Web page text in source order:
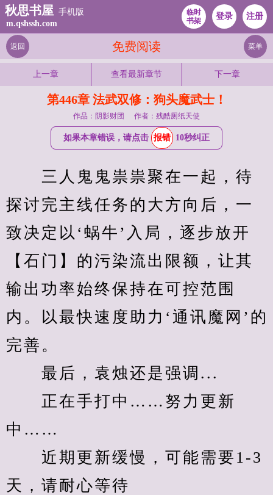
秋思书屋 手机版
m.qshssh.com
临时
书架
登录 注册
免费阅读
返回 菜单
上一章 查看最新章节 下一章
第446章 法武双修：狗头魔武士！
作品：阴影财团 作者：残酷厕纸天使
如果本章错误，请点击 报错 10秒纠正
三人鬼鬼祟祟聚在一起，待
探讨完主线任务的大方向后，一
致决定以‘蜗牛’入局，逐步放开
【石门】的污染流出限额，让其
输出功率始终保持在可控范围
内。以最快速度助力‘通讯魔网’的
完善。
最后，袁烛还是强调...
正在手打中……努力更新
中……
近期更新缓慢，可能需要1-3
天，请耐心等待